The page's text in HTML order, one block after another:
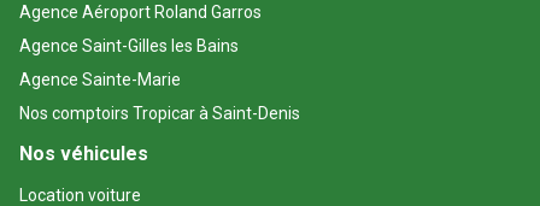
Agence Aéroport Roland Garros
Agence Saint-Gilles les Bains
Agence Sainte-Marie
Nos comptoirs Tropicar à Saint-Denis
Nos véhicules
Location voiture